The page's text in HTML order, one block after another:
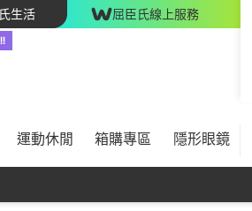
生活 屈臣氏線上服務
運動休閒 箱購專區 隱形眼鏡